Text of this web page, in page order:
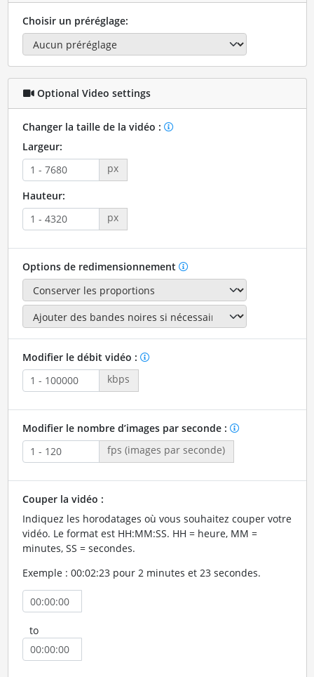
Choisir un préréglage:
Optional Video settings
Changer la taille de la vidéo :
Largeur:
px
Hauteur:
px
Options de redimensionnement
Modifier le débit vidéo :
kbps
Modifier le nombre d’images par seconde :
fps (images par seconde)
Couper la vidéo :
Indiquez les horodatages où vous souhaitez couper votre
vidéo. Le format est HH:MM:SS. HH = heure, MM =
minutes, SS = secondes.
Exemple : 00:02:23 pour 2 minutes et 23 secondes.
to